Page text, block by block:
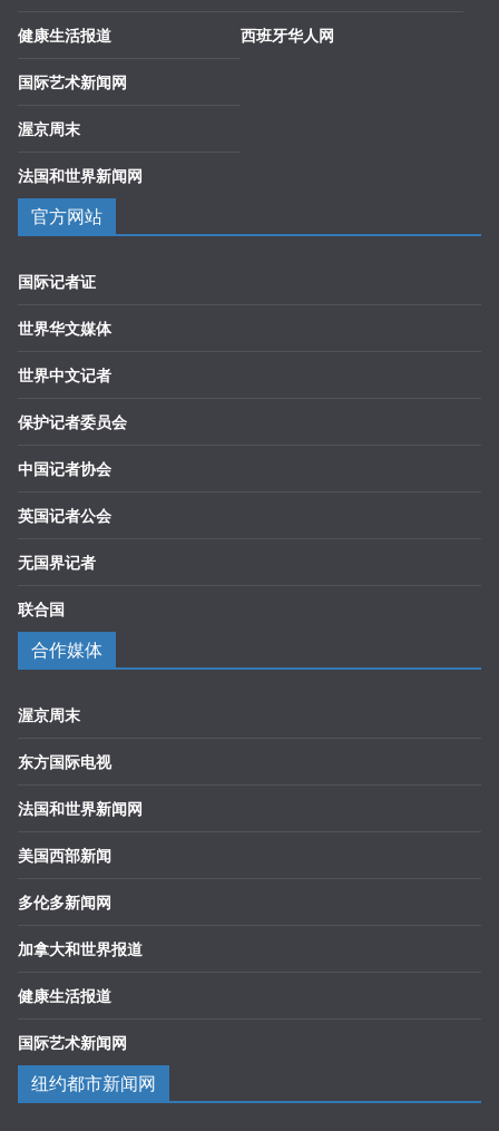
健康生活报道
国际艺术新闻网
渥京周末
法国和世界新闻网
西班牙华人网
官方网站
国际记者证
世界华文媒体
世界中文记者
保护记者委员会
中国记者协会
英国记者公会
无国界记者
联合国
合作媒体
渥京周末
东方国际电视
法国和世界新闻网
美国西部新闻
多伦多新闻网
加拿大和世界报道
健康生活报道
国际艺术新闻网
纽约都市新闻网